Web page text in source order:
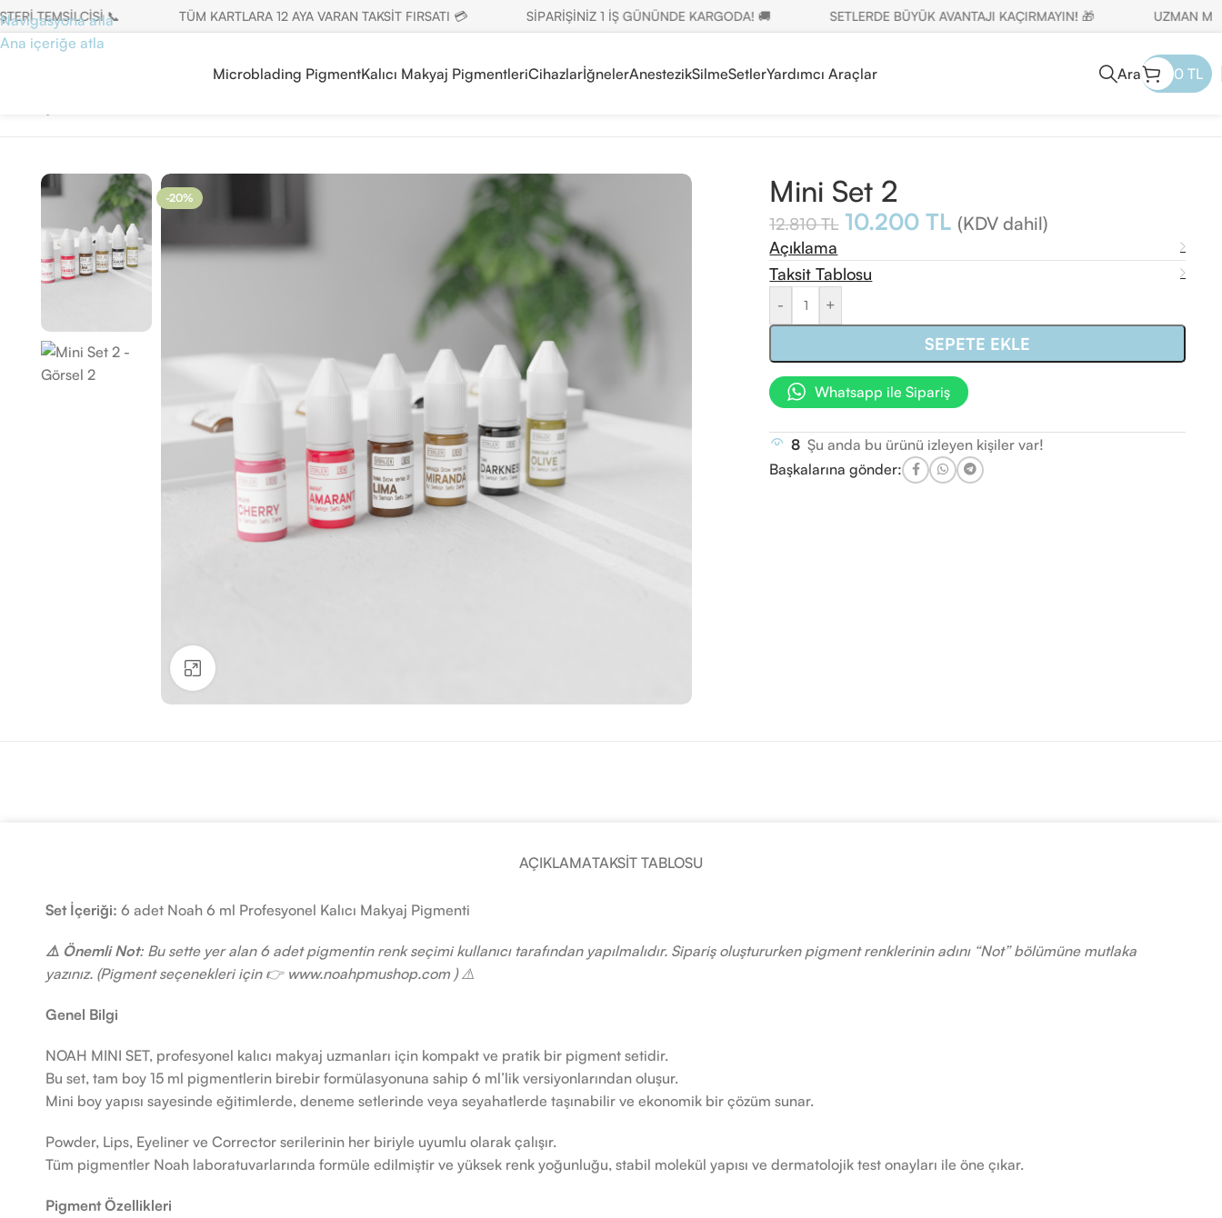
Navigasyona atla
Ana içeriğe atla
TEMSİLCİSİ 📞 TÜM KARTLARA 12 AYA VARAN TAKSİT FIRSATI 💳 SİPARİŞİNİZ 1 İŞ GÜNÜNDE KARGODA! 🚚 SETLERDE BÜYÜK AVANTAJI KAÇIRMAYIN! 🎁 UZMAN
Microblading PigmentKalıcı Makyaj PigmentleriCihazlarİğnelerAnestezikSilmeSetlerYardımcı Araçlar Ara 0 TL
-20% Mini Set 2
12.810TL 10.200TL (KDV dahil)
Açıklama
Taksit Tablosu
- +
SEPETE EKLE
Whatsapp ile Sipariş
8 Şu anda bu ürünü izleyen kişiler var!
Başkalarına gönder:
AÇIKLAMATAKSIT TABLOSU
Set İçeriği: 6 adet Noah 6 ml Profesyonel Kalıcı Makyaj Pigmenti
⚠️ Önemli Not: Bu sette yer alan 6 adet pigmentin renk seçimi kullanıcı tarafından yapılmalıdır. Sipariş oluştururken pigment renklerinin adını “Not” bölümüne mutlaka
yazınız. (Pigment seçenekleri için 👉 www.noahpmushop.com ) ⚠️
Genel Bilgi
NOAH MINI SET, profesyonel kalıcı makyaj uzmanları için kompakt ve pratik bir pigment setidir.
Bu set, tam boy 15 ml pigmentlerin birebir formülasyonuna sahip 6 ml’lik versiyonlarından oluşur.
Mini boy yapısı sayesinde eğitimlerde, deneme setlerinde veya seyahatlerde taşınabilir ve ekonomik bir çözüm sunar.
Powder, Lips, Eyeliner ve Corrector serilerinin her biriyle uyumlu olarak çalışır.
Tüm pigmentler Noah laboratuvarlarında formüle edilmiştir ve yüksek renk yoğunluğu, stabil molekül yapısı ve dermatolojik test onayları ile öne çıkar.
Pigment Özellikleri